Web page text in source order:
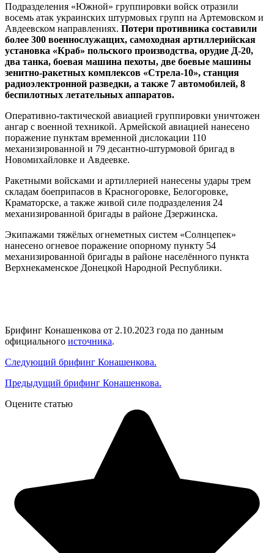
Подразделения «Южной» группировки войск отразили
восемь атак украинских штурмовых групп на Артемовском и
Авдеевском направлениях. Потери противника составили
более 300 военнослужащих, самоходная артиллерийская
установка «Краб» польского производства, орудие Д-20,
два танка, боевая машина пехоты, две боевые машины
зенитно-ракетных комплексов «Стрела-10», станция
радиоэлектронной разведки, а также 7 автомобилей, 8
беспилотных летательных аппаратов.
Оперативно-тактической авиацией группировки уничтожен
ангар с военной техникой. Армейской авиацией нанесено
поражение пунктам временной дислокации 110
механизированной и 79 десантно-штурмовой бригад в
Новомихайловке и Авдеевке.
Ракетными войсками и артиллерией нанесены удары трем
складам боеприпасов в Красногоровке, Белогоровке,
Краматорске, а также живой силе подразделения 24
механизированной бригады в районе Дзержинска.
Экипажами тяжёлых огнеметных систем «Солнцепек»
нанесено огневое поражение опорному пункту 54
механизированной бригады в районе населённого пункта
Верхнекаменское Донецкой Народной Республики.
Брифинг Конашенкова от 2.10.2023 года по данным
официального источника.
Следующий брифинг Конашенкова.
Предыдущий брифинг Конашенкова.
Оцените статью